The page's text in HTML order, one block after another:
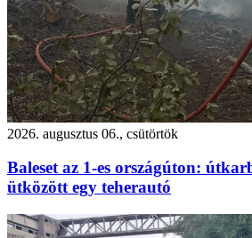
2026. augusztus 06., csütörtök
Baleset az 1-es országúton:
ütközött egy teherautó